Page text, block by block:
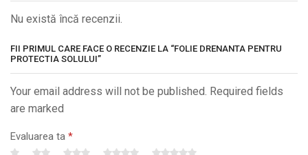
Nu există încă recenzii.
FII PRIMUL CARE FACE O RECENZIE LA “FOLIE DRENANTA PENTRU
PROTECTIA SOLULUI”
Your email address will not be published. Required fields
are marked
Evaluarea ta *